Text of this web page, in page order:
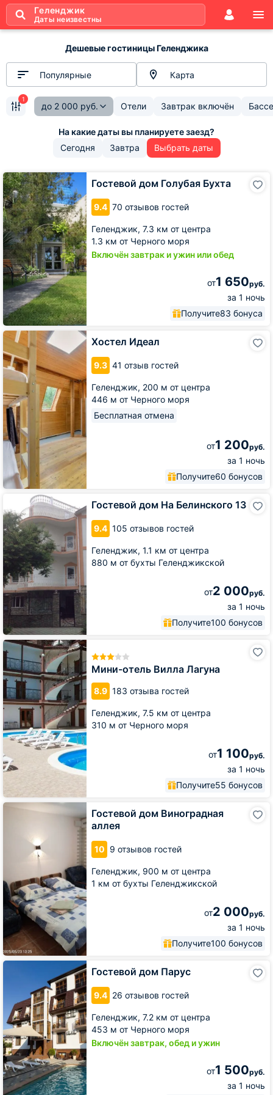
Геленджик
Даты неизвестны
Дешевые гостиницы Геленджика
Популярные Карта
до 2 000 руб. Отели Завтрак включён
1
Сегодня Завтра Выбрать даты
Гостевой дом Голубая Бухта
9.4 70 отзывов гостей
Геленджик, 7.3 км от центра
1.3 км от Черного моря
Включён завтрак и ужин или обед
от1 650руб.
за 1 ночь
Получите83 бонуса
Гостевой
дом
Голубая
Бухта
Хостел Идеал
9.3 41 отзыв гостей
Геленджик, 200 м от центра
446 м от Черного моря
Бесплатная отмена
от1 200руб.
за 1 ночь
Получите60 бонусов
Хостел
Идеал
Гостевой дом На Белинского 13
9.4 105 отзывов гостей
Геленджик, 1.1 км от центра
880 м от бухты Геленджикской
от2 000руб.
за 1 ночь
Получите100 бонусов
Гостевой
дом
На
Белинского
13
Мини-отель Вилла Лагуна
8.9 183 отзыва гостей
Геленджик, 7.5 км от центра
310 м от Черного моря
от1 100руб.
за 1 ночь
Получите55 бонусов
Мини-
отель
Вилла
Лагуна
Гостевой дом Виноградная
аллея
10 9 отзывов гостей
Геленджик, 900 м от центра
1 км от бухты Геленджикской
от2 000руб.
за 1 ночь
Получите100 бонусов
Гостевой
Гостевой дом Парус
9.4 26 отзывов гостей
Геленджик, 7.2 км от центра
453 м от Черного моря
Включён завтрак, обед и ужин
от1 500руб.
за 1 ночь
Гостевой